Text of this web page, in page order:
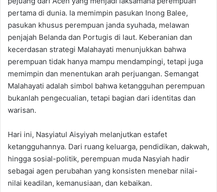
pertama di dunia. Ia memimpin pasukan Inong Balee,
pasukan khusus perempuan janda syuhada, melawan
penjajah Belanda dan Portugis di laut. Keberanian dan
kecerdasan strategi Malahayati menunjukkan bahwa
perempuan tidak hanya mampu mendampingi, tetapi juga
memimpin dan menentukan arah perjuangan. Semangat
Malahayati adalah simbol bahwa ketangguhan perempuan
bukanlah pengecualian, tetapi bagian dari identitas dan
warisan.
Hari ini, Nasyiatul Aisyiyah melanjutkan estafet
ketangguhannya. Dari ruang keluarga, pendidikan, dakwah,
hingga sosial-politik, perempuan muda Nasyiah hadir
sebagai agen perubahan yang konsisten menebar nilai-
nilai keadilan, kemanusiaan, dan kebaikan.